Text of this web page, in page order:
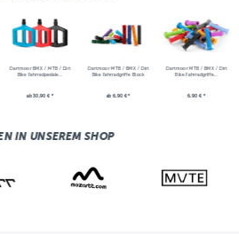
Dartmoor BMX / MTB / Dirt
Bike Fahrradpedale...
ab 30,90 € *
Dartmoor MTB / BMX / Dirt
Bike Fahrradgriffe Block
ab 6,90 € *
Dartmoor MTB / BMX / Dirt
Bike Fahrradgriffe...
6,90 € *
IN UNSEREM SHOP